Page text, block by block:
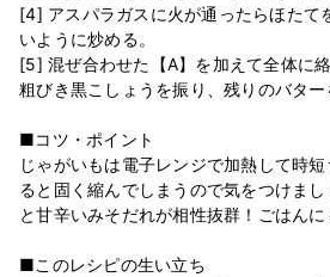
[4] アスパラガスに火が通ったらほたて
いように炒める。
[5] 混ぜ合わせた【A】を加えて全体に
粗びき黒こしょうを振り、残りのバター
■コツ・ポイント
じゃがいもは電子レンジで加熱して時
ると固く縮んでしまうので気をつけま
と甘辛いみそだれが相性抜群！ごはん
■このレシピの生い立ち